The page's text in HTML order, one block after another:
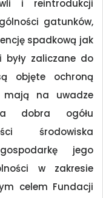
i reintrodukcji
gatunków,
spadkową jak
były zaliczane do
objęte ochroną
mają na uwadze
dobra ogółu
środowiska
jego
w zakresie
celem Fundacji